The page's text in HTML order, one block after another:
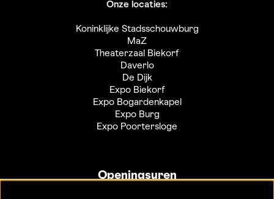
Onze locaties:
Koninklijke Stadsschouwburg
MaZ
Theaterzaal Biekorf
Daverlo
De Dijk
Expo Biekorf
Expo Bogardenkapel
Expo Burg
Expo Poortersloge
Openingsuren